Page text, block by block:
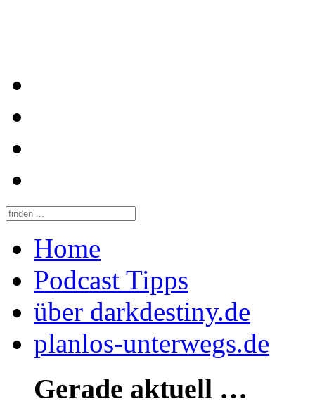
Home
Podcast Tipps
über darkdestiny.de
planlos-unterwegs.de
Gerade aktuell …